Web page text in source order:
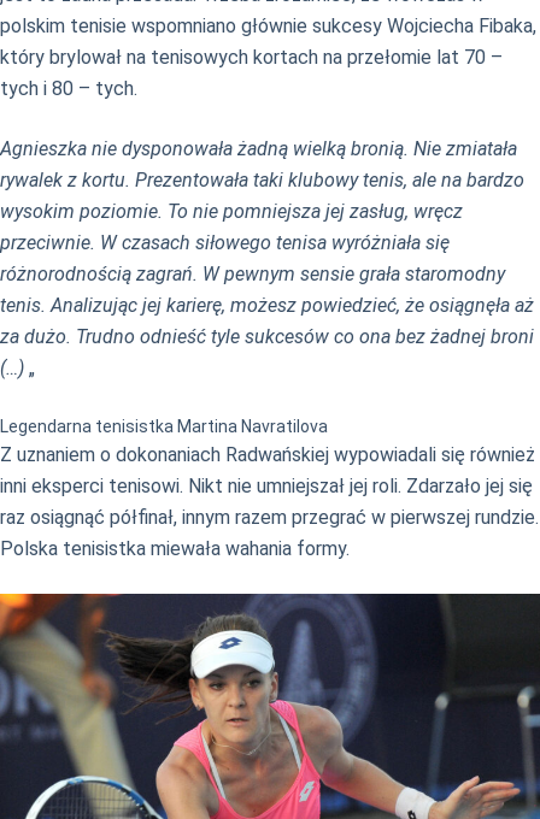
polskim tenisie wspomniano głównie sukcesy Wojciecha Fibaka,
który brylował na tenisowych kortach na przełomie lat 70 –
tych i 80 – tych.
Agnieszka nie dysponowała żadną wielką bronią. Nie zmiatała
rywalek z kortu. Prezentowała taki klubowy tenis, ale na bardzo
wysokim poziomie. To nie pomniejsza jej zasług, wręcz
przeciwnie. W czasach siłowego tenisa wyróżniała się
różnorodnością zagrań. W pewnym sensie grała staromodny
tenis. Analizując jej karierę, możesz powiedzieć, że osiągnęła aż
za dużo. Trudno odnieść tyle sukcesów co ona bez żadnej broni
(…) „
Legendarna tenisistka Martina Navratilova
Z uznaniem o dokonaniach Radwańskiej wypowiadali się również
inni eksperci tenisowi. Nikt nie umniejszał jej roli. Zdarzało jej się
raz osiągnąć półfinał, innym razem przegrać w pierwszej rundzie.
Polska tenisistka miewała wahania formy.